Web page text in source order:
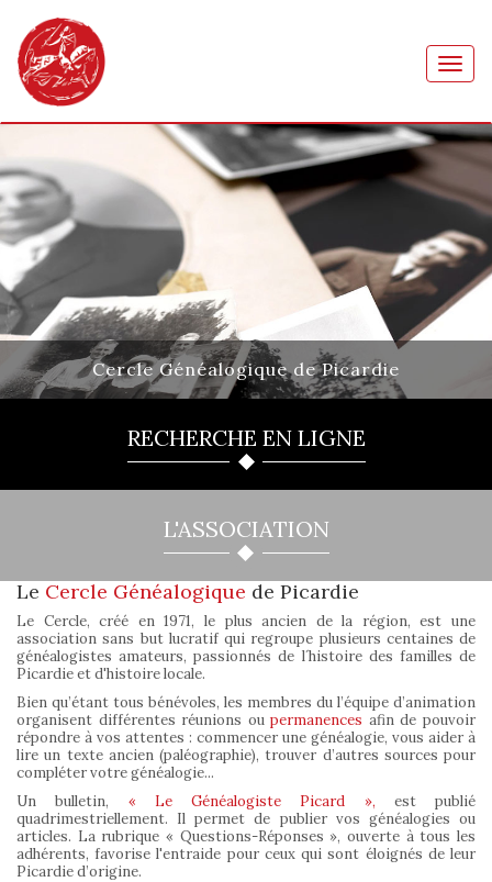
Cercle Généalogique de Picardie
RECHERCHE EN LIGNE
L'ASSOCIATION
Le Cercle Généalogique de Picardie
Le Cercle, créé en 1971, le plus ancien de la région, est une
association sans but lucratif qui regroupe plusieurs centaines de
généalogistes amateurs, passionnés de l´histoire des familles de
Picardie et d'histoire locale.
Bien qu’étant tous bénévoles, les membres du l’équipe d’animation
organisent différentes réunions oupermanences afin de pouvoir
répondre à vos attentes : commencer une généalogie, vous aider à
lire un texte ancien (paléographie), trouver d’autres sources pour
compléter votre généalogie...
Un bulletin, « Le Généalogiste Picard », est publié
quadrimestriellement. Il permet de publier vos généalogies ou
articles. La rubrique « Questions-Réponses », ouverte à tous les
adhérents, favorise l'entraide pour ceux qui sont éloignés de leur
Picardie d’origine.